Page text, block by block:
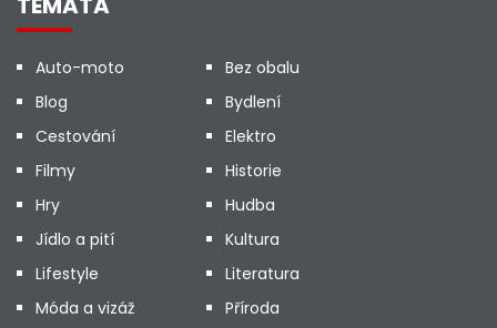
Auto-moto
Bez obalu
Blog
Bydlení
Cestování
Elektro
Filmy
Historie
Hry
Hudba
Jídlo a pití
Kultura
Lifestyle
Literatura
Móda a vizáž
Příroda